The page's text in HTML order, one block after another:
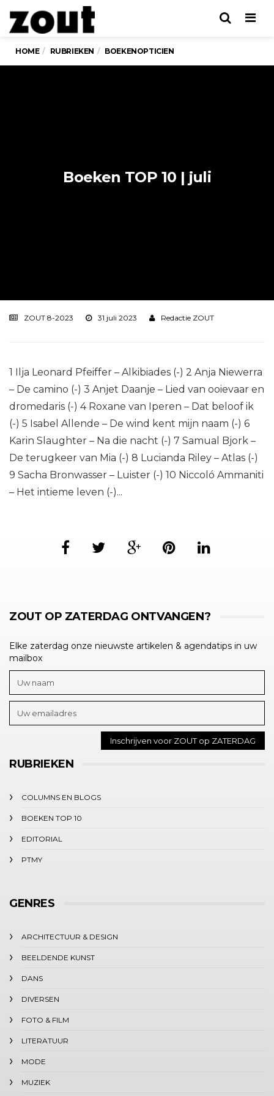
HOME RUBRIEKEN BOEKENOPTICIEN
Boeken TOP 10 | juli
ZOUT 8-2023 31 juli 2023 Redactie ZOUT
1 Ilja Leonard Pfeiffer – Alkibiades (-) 2 Anja Niewerra
– De camino (-) 3 Anjet Daanje – Lied van ooievaar en
dromedaris (-) 4 Roxane van Iperen – Dat beloof ik
(-) 5 Isabel Allende – De wind kent mijn naam (-) 6
Karin Slaughter – Na die nacht (-) 7 Samual Bjork –
De terugkeer van Mia (-) 8 Lucianda Riley – Atlas (-)
9 Sacha Bronwasser – Luister (-) 10 Niccoló Ammaniti
– Het intieme leven (-)...
ZOUT OP ZATERDAG ONTVANGEN?
Elke zaterdag onze nieuwste artikelen & agendatips in uw
mailbox
RUBRIEKEN
COLUMNS EN BLOGS
BOEKEN TOP 10
EDITORIAL
PTMY
GENRES
ARCHITECTUUR & DESIGN
BEELDENDE KUNST
DANS
DIVERSEN
FOTO & FILM
LITERATUUR
MODE
MUZIEK